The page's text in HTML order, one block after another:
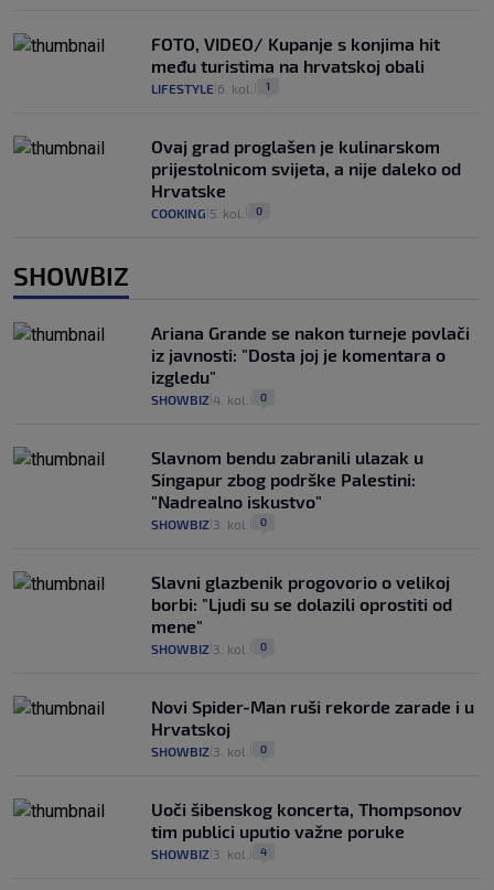
FOTO, VIDEO/ Kupanje s konjima hit
među turistima na hrvatskoj obali
LIFESTYLE 6. kol. 1
Ovaj grad proglašen je kulinarskom
prijestolnicom svijeta, a nije daleko od
Hrvatske
COOKING 5. kol. 0
SHOWBIZ
Ariana Grande se nakon turneje povlači
iz javnosti: "Dosta joj je komentara o
izgledu"
SHOWBIZ 4. kol. 0
Slavnom bendu zabranili ulazak u
Singapur zbog podrške Palestini:
"Nadrealno iskustvo"
SHOWBIZ 3. kol. 0
Slavni glazbenik progovorio o velikoj
borbi: "Ljudi su se dolazili oprostiti od
mene"
SHOWBIZ 3. kol. 0
Novi Spider-Man ruši rekorde zarade i u
Hrvatskoj
SHOWBIZ 3. kol. 0
Uoči šibenskog koncerta, Thompsonov
tim publici uputio važne poruke
SHOWBIZ 3. kol. 4